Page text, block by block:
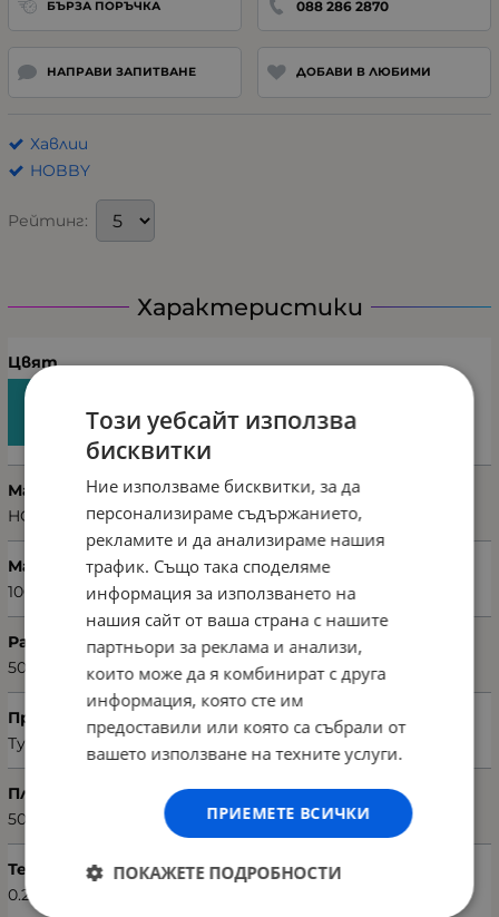
БЪРЗА ПОРЪЧКА 088 286 2870
НАПРАВИ ЗАПИТВАНЕ ДОБАВИ В ЛЮБИМИ
Хавлии
HOBBY
Рейтинг:
Характеристики
Цвят
Марка
HOBBY
Материал
100% памук
Размери хавлия (Ш х Д)
50 х 90 см
Произход
Турция
Плътност на материята
500 г/м²
Тегло (кг.)
0.24
Този уебсайт използва
бисквитки
Ние използваме бисквитки, за да
персонализираме съдържанието,
рекламите и да анализираме нашия
трафик. Също така споделяме
информация за използването на
нашия сайт от ваша страна с нашите
партньори за реклама и анализи,
които може да я комбинират с друга
информация, която сте им
предоставили или която са събрали от
вашето използване на техните услуги.
ПРИЕМЕТЕ ВСИЧКИ
ПОКАЖЕТЕ ПОДРОБНОСТИ